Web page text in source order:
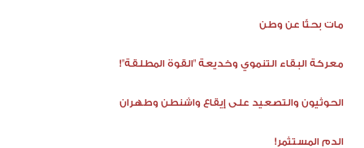
مات بحثًا عن وطن
معركة البقاء التنموي وخديعة "القوة المطلقة"!
الحوثيون والتصعيد على إيقاع واشنطن وطهران
الدم المستثمر!